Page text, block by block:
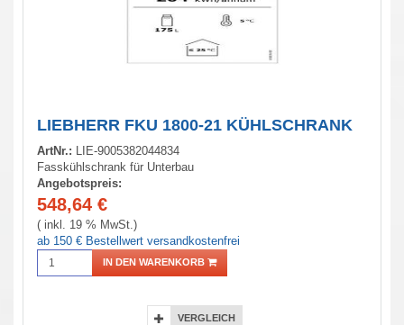
LIEBHERR FKU 1800-21 KÜHLSCHRANK
ArtNr.:
LIE-9005382044834
Fasskühlschrank für Unterbau
Angebotspreis:
548,64 €
( inkl. 19 % MwSt.)
ab 150 € Bestellwert versandkostenfrei
IN DEN WARENKORB
VERGLEICH